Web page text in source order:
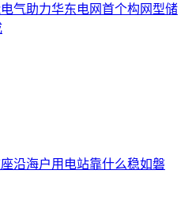
气助力华东电网首个构网型储
沿海户用电站靠什么稳如磐